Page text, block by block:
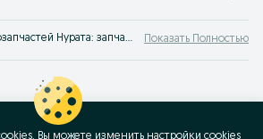
Интернет магазин мотозапчастей Нурата: запчасти для мотоциклов найти проще всего через объявления на сервисе OLX.uz Нурата. Купить мото запчасти в Нурата по лучшим ценам на OLX! Показать Полностью
Вы можете изменить настройки cookies